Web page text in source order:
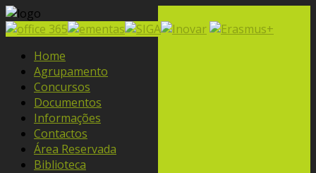
Home
Agrupamento
Concursos
Documentos
Informações
Contactos
Área Reservada
Biblioteca